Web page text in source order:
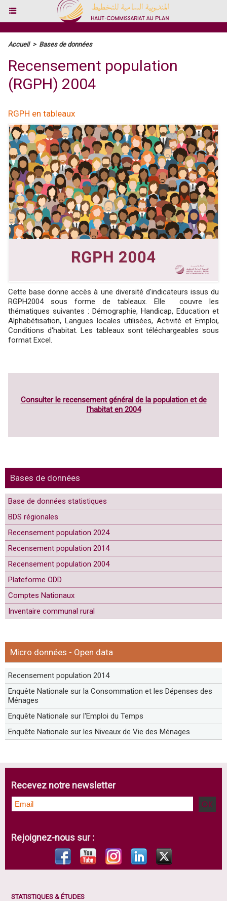
Bases de données
Base de données statistiques
BDS régionales
Recensement population 2024
Recensement population 2014
Recensement population 2004
Plateforme ODD
Comptes Nationaux
Inventaire communal rural
Micro données - Open data
Recensement population 2014
Enquête Nationale sur la Consommation et les Dépenses des
Ménages
Enquête Nationale sur l'Emploi du Temps
Enquête Nationale sur les Niveaux de Vie des Ménages
Accueil > Bases de données
Recensement population
(RGPH) 2004
RGPH en tableaux
Cette base donne accès à une diversité d'indicateurs issus du
RGPH2004 sous forme de tableaux. Elle couvre les
thématiques suivantes : Démographie, Handicap, Education et
Alphabétisation, Langues locales utilisées, Activité et Emploi,
Conditions d'habitat. Les tableaux sont téléchargeables sous
format Excel.
Consulter le recensement général de la population et de
l'habitat en 2004
Recevez notre newsletter
Rejoignez-nous sur :
STATISTIQUES & ÉTUDES